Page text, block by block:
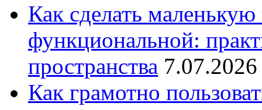
Как сделать
функциональной:
пространства
Как грамотно